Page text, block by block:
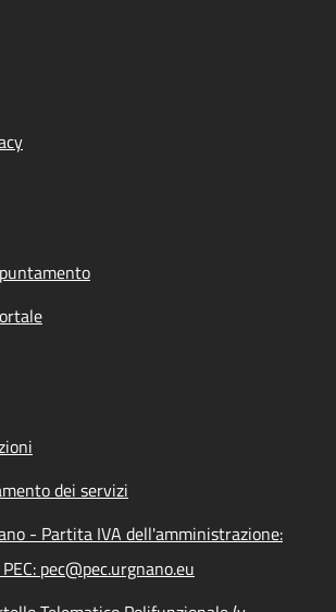
dei servizi
- Partita IVA dell'amministrazione:
pec@pec.urgnano.eu